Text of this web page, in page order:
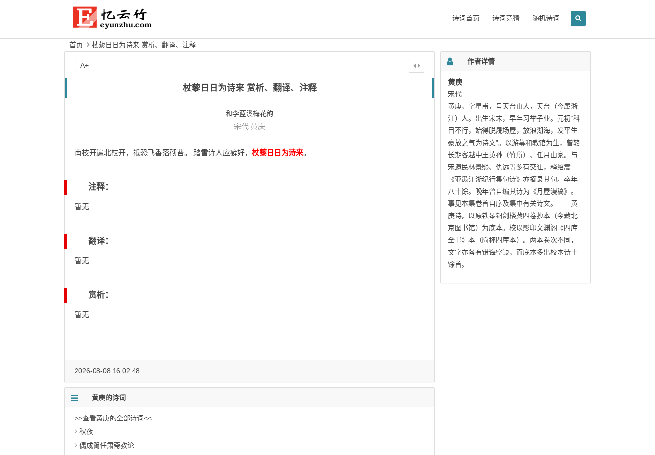
诗词首页 诗词竞猜 随机诗词
首页 杖藜日日为诗来 赏析、翻译、注释
杖藜日日为诗来 赏析、翻译、注释
和李蓝溪梅花韵
宋代 黄庚
南枝开遍北枝开，祗恐飞香落砌苔。 踏雪诗人应癖好， 杖藜日日为诗来。
注释：
暂无
翻译：
暂无
赏析：
暂无
A+
2026-08-08 16:02:48
黄庚的诗词
>>查看黄庚的全部诗词<<
秋夜
偶成简任肃斋教论
作者详情
黄庚
宋代
黄庚，字星甫，号天台山人，天台（今属浙
江）人。出生宋末，早年习举子业。元初“科
目不行，始得脱屣场屋，放浪湖海，发平生
豪放之气为诗文”。以游幕和教馆为生，曾较
长期客越中王英孙（竹所）、任月山家。与
宋遗民林景熙、仇远等多有交往，释绍嵩
《亚愚江浙纪行集句诗》亦摘录其句。卒年
八十馀。晚年曾自编其诗为《月屋漫稿》。
事见本集卷首自序及集中有关诗文。 黄
庚诗，以原铁琴铜剑楼藏四卷抄本（今藏北
京图书馆）为底本。校以影印文渊阁《四库
全书》本（简称四库本）。两本卷次不同，
文字亦各有错诲空缺，而底本多出校本诗十
馀首。